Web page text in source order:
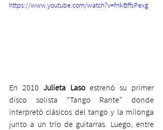
https://www.youtube.com/watch?v=fnkBffsPexg
En 2010 Julieta Laso estrenó su primer
disco solista “Tango Rante” donde
interpretó clásicos del tango y la milonga
junto a un trío de guitarras. Luego, entre